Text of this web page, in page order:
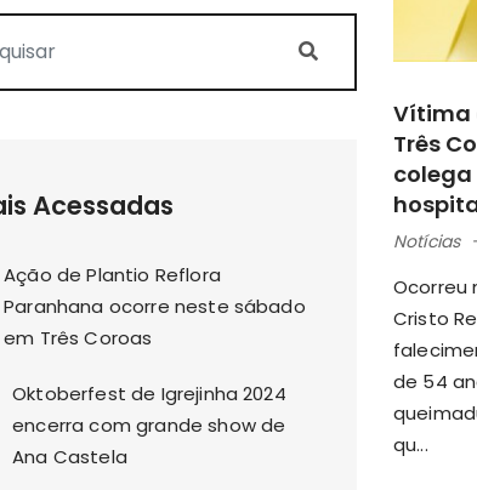
Acessadas
Ação de Plantio Reflora
Paranhana ocorre neste sábado
em Três Coroas
Oktoberfest de Igrejinha 2024
encerra com grande show de
Ana Castela
Vítima
Três
colega
Notícias
Ocorreu
Cristo
de 54
qu...